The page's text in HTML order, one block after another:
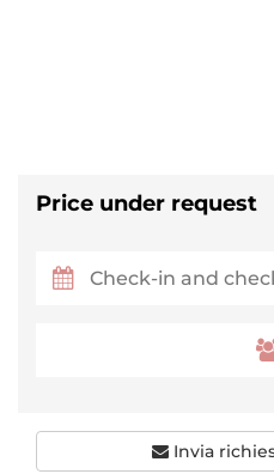
Price under request
Invia